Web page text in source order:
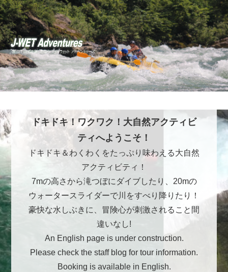
ドキドキ！ワクワク！大自然アクティビ
ティへようこそ！
ドキドキ＆わくわくをたっぷり味わえる大自然
アクティビティ！
7mの高さから滝つぼにダイブしたり、20mの
ウォータースライダーで川をすべり降りたり！
豪快な水しぶきに、冒険心が刺激されること間
違いなし!
An English page is under construction.
Please check the staff blog for tour information.
Booking is available in English.